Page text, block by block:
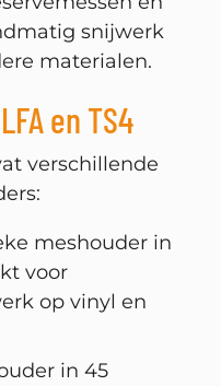
snijwerk
materialen.
en TS4
verschillende
meshouder in
voor
op vinyl en
in 45
nieuws hebben?
over nieuwe
en meer.